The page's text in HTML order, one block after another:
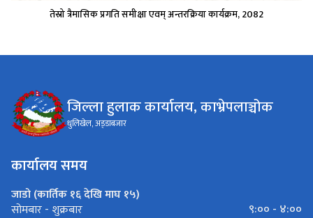
तेस्रो त्रैमासिक प्रगति समीक्षा एवम् अन्तरक्रिया कार्यक्रम, 2082
जिल्ला हुलाक कार्यालय, काभ्रेपलाञ्चोक
धुलिखेल, अड्‍डाबजार
कार्यालय समय
जाडो (कार्तिक १६ देखि माघ १५)
सोमबार - शुक्रबार
९:०० - ४:००